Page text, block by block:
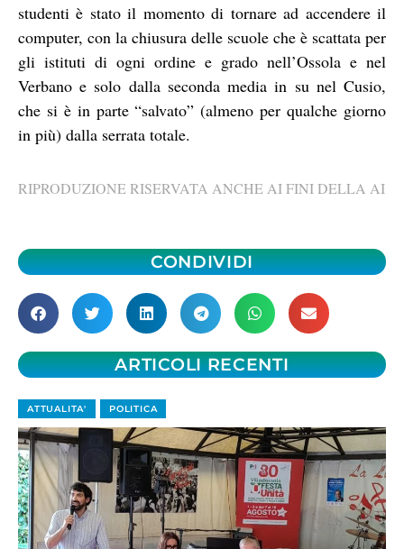
studenti è stato il momento di tornare ad accendere il
computer, con la chiusura delle scuole che è scattata per
gli istituti di ogni ordine e grado nell’Ossola e nel
Verbano e solo dalla seconda media in su nel Cusio,
che si è in parte “salvato” (almeno per qualche giorno
in più) dalla serrata totale.
RIPRODUZIONE RISERVATA ANCHE AI FINI DELLA AI
CONDIVIDI
ARTICOLI RECENTI
ATTUALITA' POLITICA